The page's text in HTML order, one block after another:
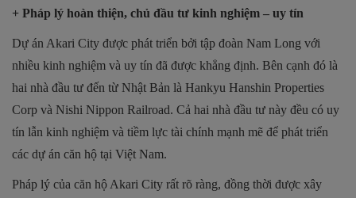
+ Pháp lý hoàn thiện, chủ đầu tư kinh nghiệm – uy tín
Dự án Akari City được phát triển bởi tập đoàn Nam Long với
nhiều kinh nghiệm và uy tín đã được khẳng định. Bên cạnh đó là
hai nhà đầu tư đến từ Nhật Bản là Hankyu Hanshin Properties
Corp và Nishi Nippon Railroad. Cả hai nhà đầu tư này đều có uy
tín lẫn kinh nghiệm và tiềm lực tài chính mạnh mẽ để phát triển
các dự án căn hộ tại Việt Nam.
Pháp lý của căn hộ Akari City rất rõ ràng, đồng thời được xây